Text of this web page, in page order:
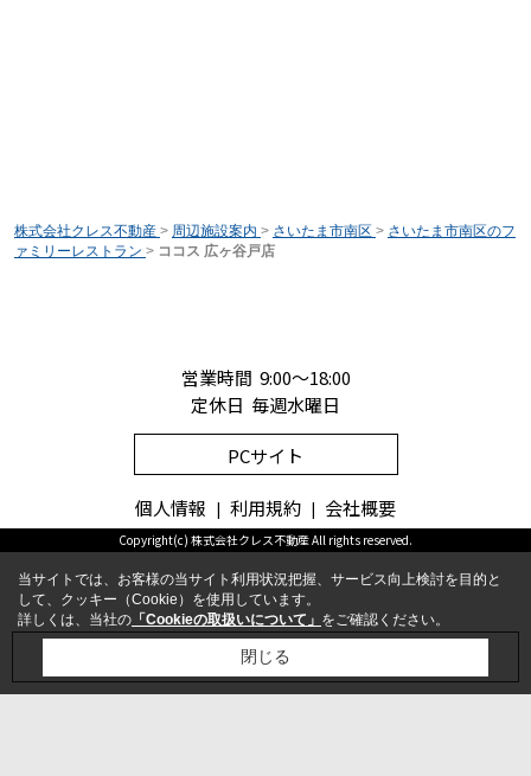
株式会社クレス不動産 > 周辺施設案内 > さいたま市南区 > さいたま市南区のフ
ァミリーレストラン > ココス 広ヶ谷戸店
営業時間 9:00～18:00
定休日 毎週水曜日
PCサイト
個人情報 利用規約 会社概要
Copyright(c) 株式会社クレス不動産 All rights reserved.
当サイトでは、お客様の当サイト利用状況把握、サービス向上検討を目的と
して、クッキー（Cookie）を使用しています。
詳しくは、当社の 「Cookieの取扱いについて」 をご確認ください。
閉じる